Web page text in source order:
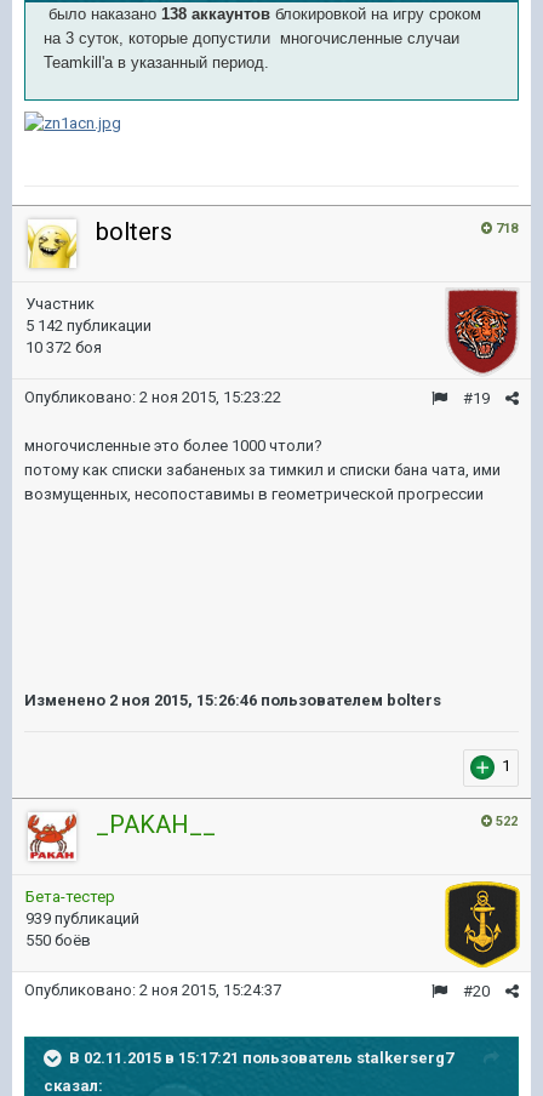
было наказано 138 аккаунтов блокировкой на игру сроком
на 3 суток, которые допустили многочисленные случаи
Teamkill'а в указанный период.
718
bolters
Участник
5 142 публикации
10 372 боя
#19
Опубликовано: 2 ноя 2015, 15:23:22
многочисленные это более 1000 чтоли?
потому как списки забаненых за тимкил и списки бана чата, ими
возмущенных, несопоставимы в геометрической прогрессии
Изменено 2 ноя 2015, 15:26:46 пользователем bolters
1
522
_PAKAH__
Бета-тестер
939 публикаций
550 боёв
#20
Опубликовано: 2 ноя 2015, 15:24:37
В 02.11.2015 в 15:17:21 пользователь stalkerserg7
сказал: